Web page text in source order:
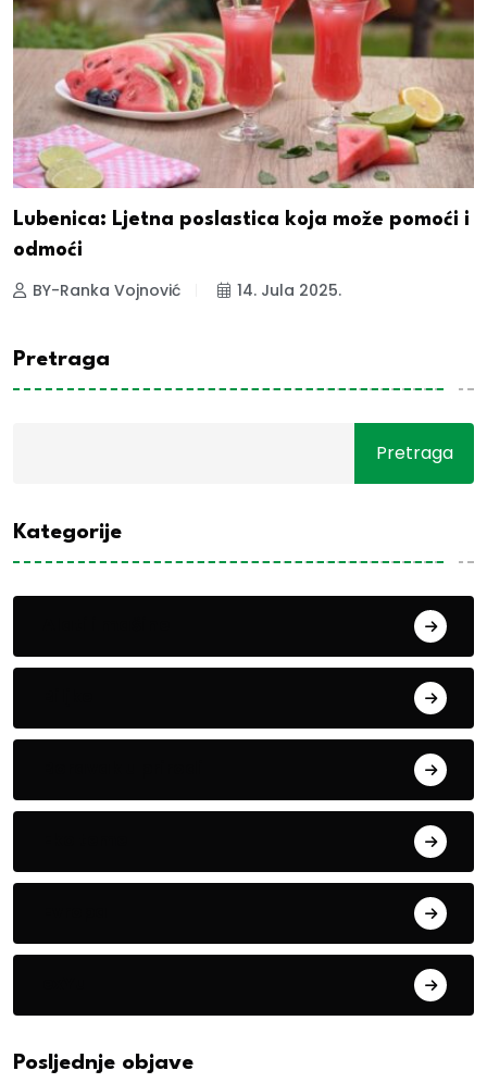
Lubenica: Ljetna poslastica koja može pomoći i
odmoći
BY-Ranka Vojnović 14. Jula 2025.
Pretraga
Pretraga
Kategorije
Posljednje objave